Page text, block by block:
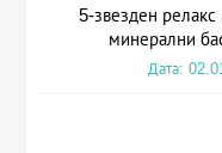
5-звезден релакс
минерални
Дата: